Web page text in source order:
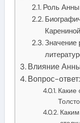
Роль Анны
Карениной
Значение
Влияние
Вопрос-ответ:
Какие